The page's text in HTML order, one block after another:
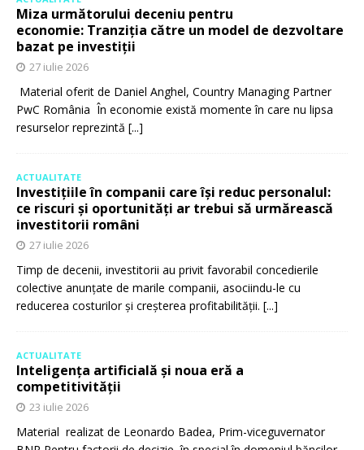
Miza următorului deceniu pentru
economie: Tranziția către un model de dezvoltare
bazat pe investiții
27 iulie 2026
Material oferit de Daniel Anghel, Country Managing Partner
PwC România În economie există momente în care nu lipsa
resurselor reprezintă [...]
ACTUALITATE
Investițiile în companii care își reduc personalul:
ce riscuri și oportunități ar trebui să urmărească
investitorii români
27 iulie 2026
Timp de decenii, investitorii au privit favorabil concedierile
colective anunțate de marile companii, asociindu-le cu
reducerea costurilor și creșterea profitabilității. [...]
ACTUALITATE
Inteligența artificială și noua eră a
competitivității
23 iulie 2026
Material realizat de Leonardo Badea, Prim-viceguvernator